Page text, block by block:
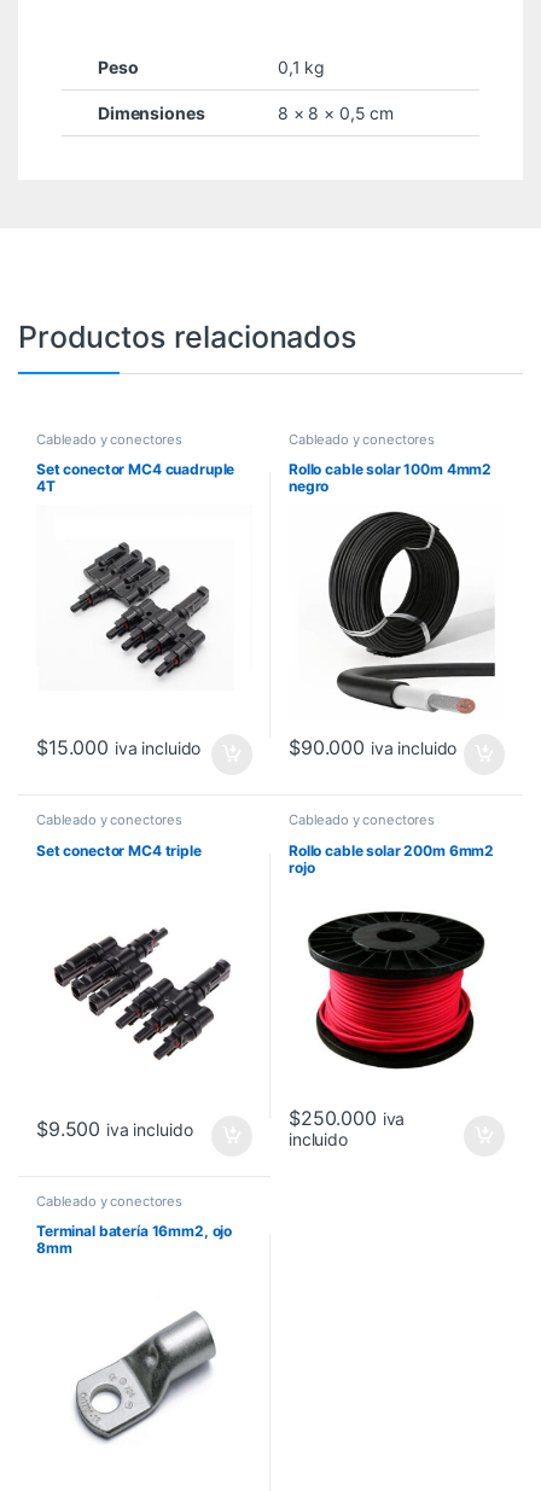
Peso 0,1 kg
Dimensiones 8 × 8 × 0,5 cm
Productos relacionados
Cableado y conectores
Set conector MC4 cuadruple
4T
$15.000 iva incluido
Cableado y conectores
Rollo cable solar 100m 4mm2
negro
$90.000 iva incluido
Cableado y conectores
Set conector MC4 triple
$9.500 iva incluido
Cableado y conectores
Rollo cable solar 200m 6mm2
rojo
$250.000 iva
incluido
Cableado y conectores
Terminal batería 16mm2, ojo
8mm